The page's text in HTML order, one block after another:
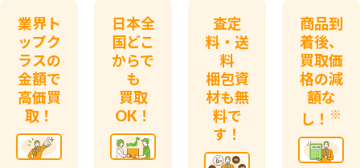
業界ト
ップク
ラスの
金額で
高価買
取！
日本全
国どこ
からで
も
買取
OK！
査定
料・送
料
梱包資
材も無
料で
す！
商品到
着後、
買取価
格の減
額な
し！ ※